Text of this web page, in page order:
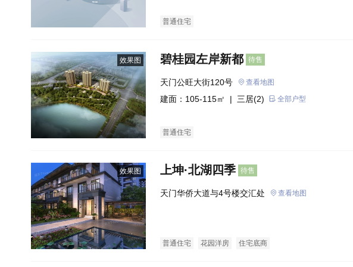
普通住宅
效果图 碧桂园左岸新都 待售
天门公旺大街120号 查看地图
建面：105-115㎡ | 三居(2) 全部户型
普通住宅
效果图 上坤·北湖四季 待售
天门华侨大道与4号楼交汇处 查看地图
普通住宅 花园洋房 住宅底商